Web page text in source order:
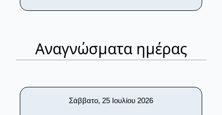
Αναγνώσματα ημέρας
Σάββατο, 25 Ιουλίου 2026